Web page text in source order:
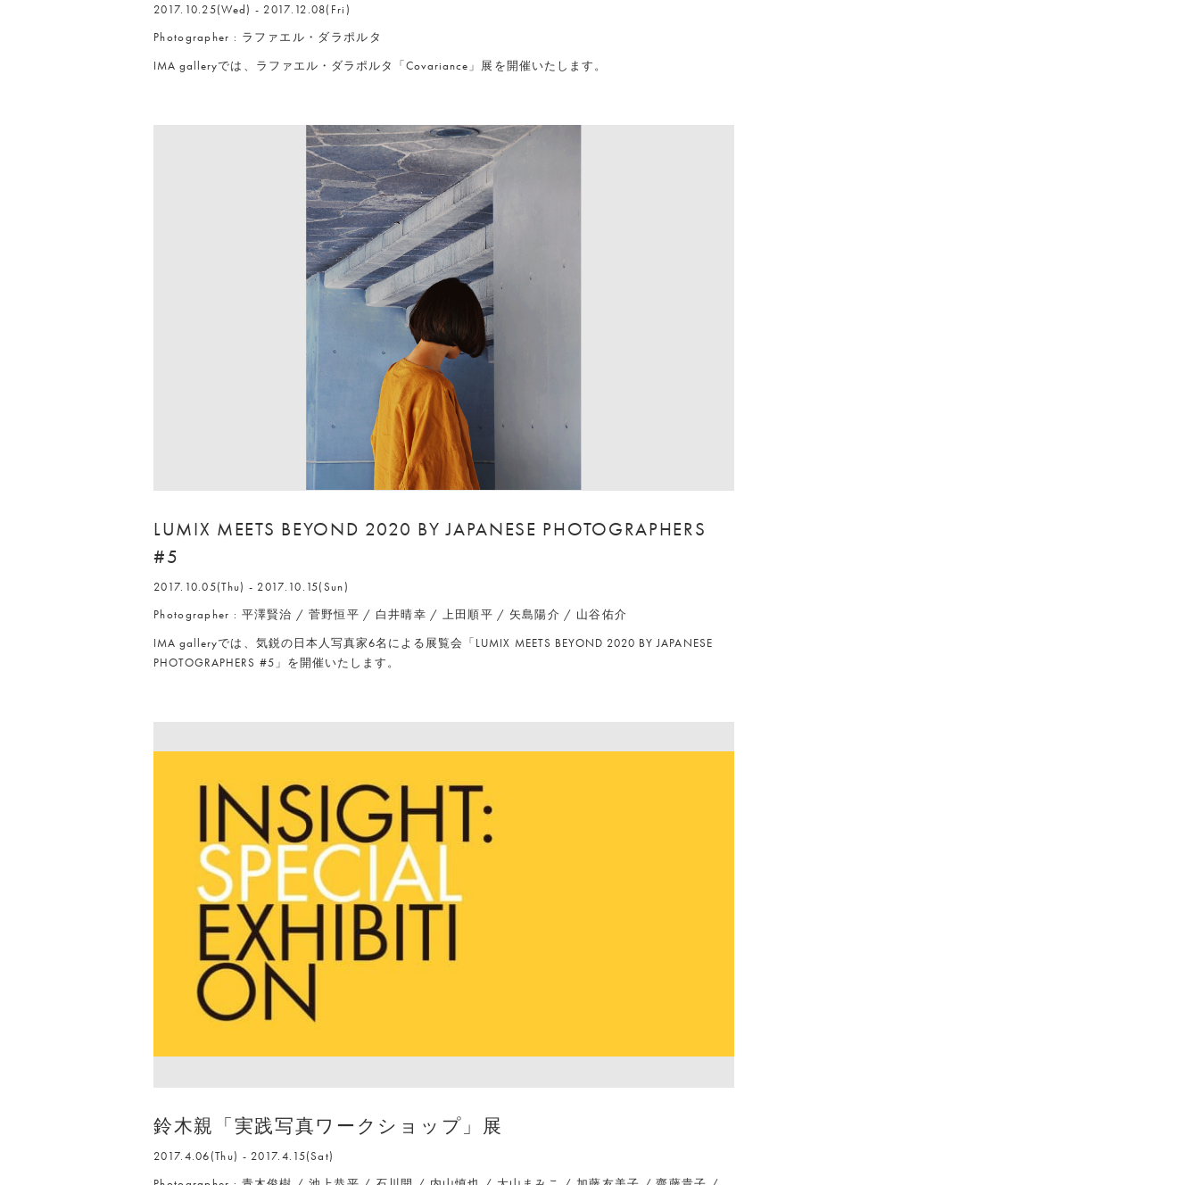
2017.10.25(Wed) - 2017.12.08(Fri)
Photographer : ラファエル・ダラポルタ
IMA galleryでは、ラファエル・ダラポルタ「Covariance」展を開催いたします。
LUMIX MEETS BEYOND 2020 BY JAPANESE PHOTOGRAPHERS
#5
2017.10.05(Thu) - 2017.10.15(Sun)
Photographer : 平澤賢治 / 菅野恒平 / 白井晴幸 / 上田順平 / 矢島陽介 / 山谷佑介
IMA galleryでは、気鋭の日本人写真家6名による展覧会「LUMIX MEETS BEYOND 2020 BY JAPANESE
PHOTOGRAPHERS #5」を開催いたします。
鈴木親「実践写真ワークショップ」展
2017.4.06(Thu) - 2017.4.15(Sat)